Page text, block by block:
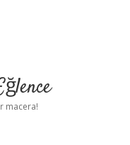
macera!